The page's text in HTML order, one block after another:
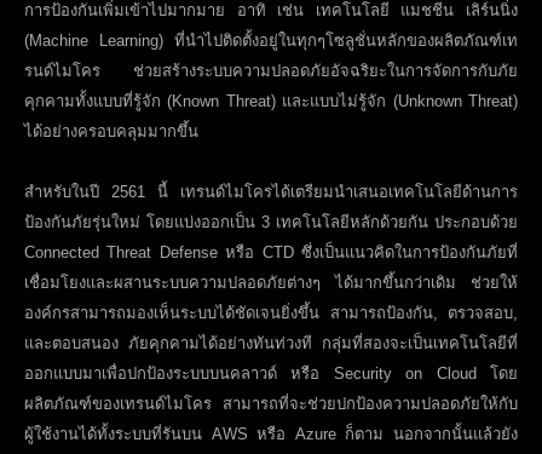
การป้องกันเพิ่มเข้าไปมากมาย อาทิ เช่น เทคโนโลยี แมชชีน เลิร์นนิ่ง
(Machine Learning) ที่นำไปติดตั้งอยู่ในทุกๆโซลูชั่นหลักของผลิตภัณฑ์เท
รนด์ไมโคร ช่วยสร้างระบบความปลอดภัยอัจฉริยะในการจัดการกับภัย
คุกคามทั้งแบบที่รู้จัก (Known Threat) และแบบไม่รู้จัก (Unknown Threat)
ได้อย่างครอบคลุมมากขึ้น
สำหรับในปี 2561 นี้ เทรนด์ไมโครได้เตรียมนำเสนอเทคโนโลยีด้านการ
ป้องกันภัยรุ่นใหม่ โดยแบ่งออกเป็น 3 เทคโนโลยีหลักด้วยกัน ประกอบด้วย
Connected Threat Defenseหรือ CTDซึ่งเป็นแนวคิดในการป้องกันภัยที่
เชื่อมโยงและผสานระบบความปลอดภัยต่างๆ ได้มากขึ้นกว่าเดิม ช่วยให้
องค์กรสามารถมองเห็นระบบได้ชัดเจนยิ่งขึ้น สามารถป้องกัน, ตรวจสอบ,
และตอบสนอง ภัยคุกคามได้อย่างทันท่วงที กลุ่มที่สองจะเป็นเทคโนโลยีที่
ออกแบบมาเพื่อปกป้องระบบบนคลาวด์ หรือ Security on Cloudโดย
ผลิตภัณฑ์ของเทรนด์ไมโคร สามารถที่จะช่วยปกป้องความปลอดภัยให้กับ
ผู้ใช้งานได้ทั้งระบบที่รันบน AWSหรือ Azure ก็ตาม นอกจากนั้นแล้วยัง